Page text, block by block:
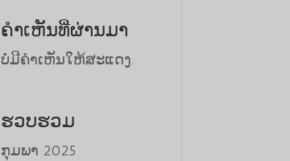
ຄຳເຫັນທີ່ຜ່ານມາ
ບໍ່ມີຄຳເຫັນໃຫ້ສະແດງ.
ຮວບຮວມ
ກຸມພາ 2025